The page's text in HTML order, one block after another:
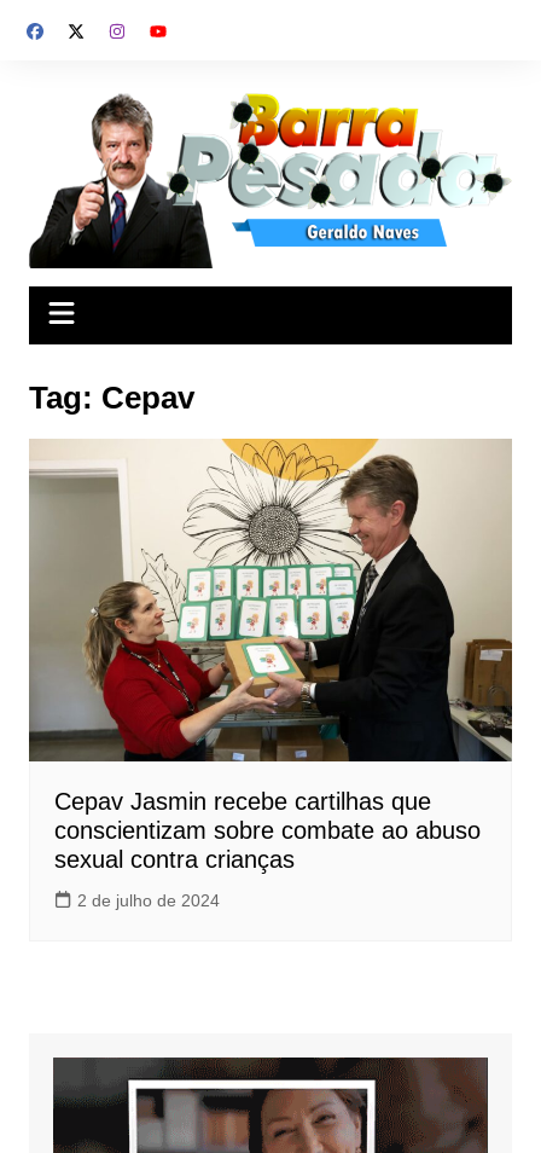
para
Tag: Cepav
Cepav Jasmin recebe cartilhas que
conscientizam sobre combate ao abuso
sexual contra crianças
2 de julho de 2024